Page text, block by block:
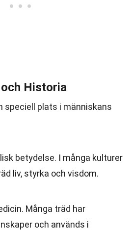
Historia
speciell plats i människans
betydelse. I många kulturer
liv, styrka och visdom.
Många träd har
och används i